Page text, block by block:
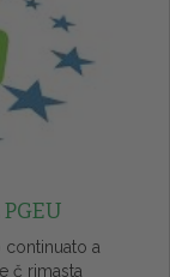
a
č rimasta